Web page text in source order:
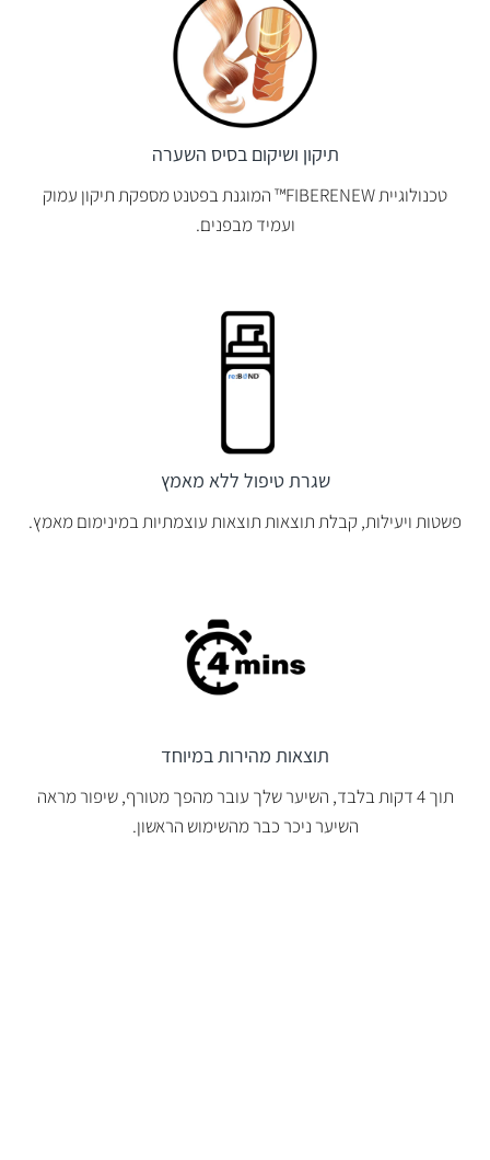
תיקון ושיקום בסיס השערה
טכנולוגיית FIBERENEW™ המוגנת בפטנט מספקת תיקון עמוק
ועמיד מבפנים.
שגרת טיפול ללא מאמץ
פשטות ויעילות, קבלת תוצאות תוצאות עוצמתיות במינימום מאמץ.
תוצאות מהירות במיוחד
תוך 4 דקות בלבד, השיער שלך עובר מהפך מטורף, שיפור מראה
השיער ניכר כבר מהשימוש הראשון.